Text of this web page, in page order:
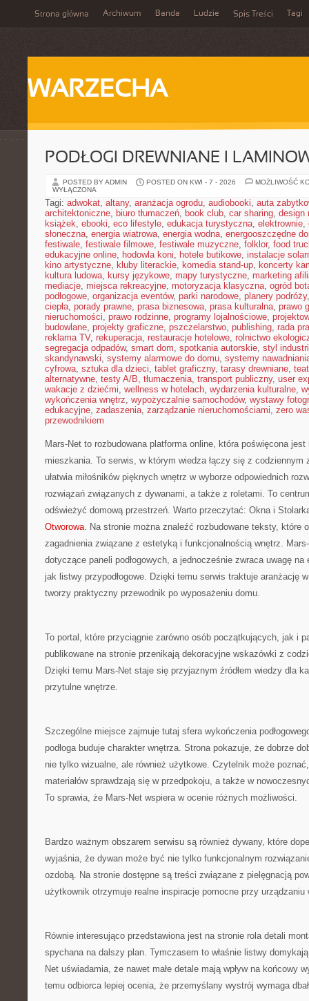
Strona główna Archiwum Banda Ludzie Spis Treści Tagi
WARZECHA
PODŁOGI DREWNIANE I
POSTED BY ADMIN POSTED ON KWI - 7 - 2026
MOŻLIWOŚĆ
WYŁĄCZONA
Tagi: adwokat, altany, aranżacja ogrodu, audiobooki, auta
architektoniczne, biuro tłumaczeń, book club, car sharing, design
książek, ebooki, eco lifestyle, edukacja turystyczna, elektrownie,
słoneczna, energia wiatrowa, energia wodna, energooszczędne
festiwale, festiwale filmowe, festiwale muzyczne, folklor, food
edukacyjne online, hodowla koni, hotele butikowe, instalacje
kino artystyczne, kluby literackie, komedia stand-up, koncerty
kultura ludowa, kursy językowe, mapy turystyczne, marketing
mediacje, miejsca rekreacyjne, motoryzacja klasyczna, ogród
podłogowe, organizacja eventów, parki narodowe, planery podróży
ciepła, porady prawne, prasa biznesowa, prasa kulturalna, prawo
nieruchomości, prawo rodzinne, programy lojalnościowe,
budowlane, projekty graficzne, pszczelarstwo, publishing, rada
reklama TV, rekuperacja, restauracje hotelowe, rolnictwo
segregacja odpadów, smart dom, spotkania autorskie, styl
skandynawski, systemy alarmowe do domu, systemy
cyfrowa, sztuka dla dzieci, tablet graficzny, tarasy drewniane,
alternatywne, testy A/B, tłumaczenia, transport publiczny, user
wakacje z dziećmi, wellness w hotelach, wydarzenia kulturalne,
wykończenia wnętrz, wypożyczalnie samochodów, wystawy
edukacyjne, zadaszenia, zarządzanie nieruchomościami, zero
przewodnikiem
Mars-Net to rozbudowana platforma online, która poświęcona
mieszkania. To serwis, w którym wiedza łączy się z codziennym
ułatwia miłośników pięknych wnętrz w wyborze odpowiednich
rozwiązań związanych z dywanami, a także z roletami. To
odświeżyć domową przestrzeń. Warto przeczytać: Okna i
Otworowa. Na stronie można znaleźć rozbudowane teksty, które
zagadnienia związane z estetyką i funkcjonalnością wnętrz.
dotyczące paneli podłogowych, a jednocześnie zwraca uwagę
jak listwy przypodłogowe. Dzięki temu serwis traktuje aranżację
tworzy praktyczny przewodnik po wyposażeniu domu.
To portal, które przyciągnie zarówno osób początkujących, jak i
publikowane na stronie przenikają dekoracyjne wskazówki z
Dzięki temu Mars-Net staje się przyjaznym źródłem wiedzy dla
przytulne wnętrze.
Szczególne miejsce zajmuje tutaj sfera wykończenia
podłoga buduje charakter wnętrza. Strona pokazuje, że dobrze
nie tylko wizualne, ale również użytkowe. Czytelnik może
materiałów sprawdzają się w przedpokoju, a także w
To sprawia, że Mars-Net wspiera w ocenie różnych możliwości.
Bardzo ważnym obszarem serwisu są również dywany, które
wyjaśnia, że dywan może być nie tylko funkcjonalnym
ozdobą. Na stronie dostępne są treści związane z pielęgnacją
użytkownik otrzymuje realne inspiracje pomocne przy urządzaniu
Równie interesująco przedstawiona jest na stronie rola detali
spychana na dalszy plan. Tymczasem to właśnie listwy
Net uświadamia, że nawet małe detale mają wpływ na końcowy
temu odbiorca lepiej ocenia, że przemyślany wystrój wymaga